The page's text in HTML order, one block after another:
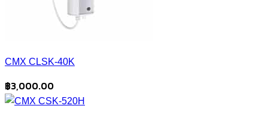
CMX CLSK-40K
฿3,000.00